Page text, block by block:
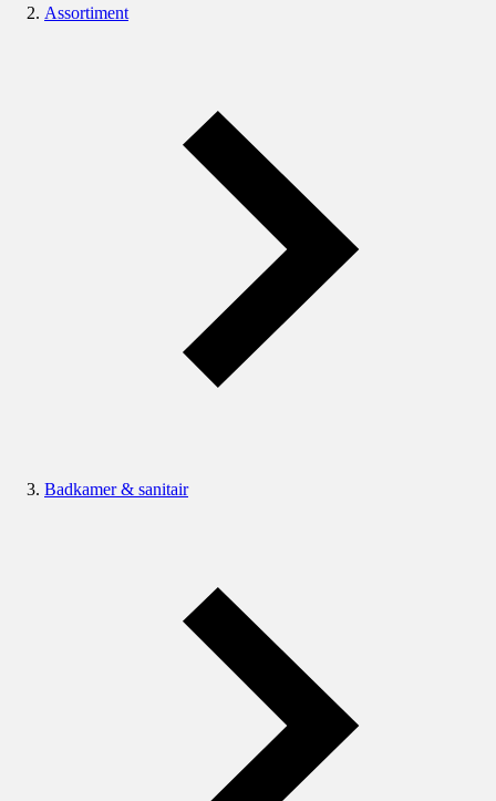
Assortiment
Badkamer & sanitair